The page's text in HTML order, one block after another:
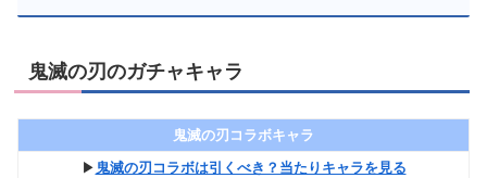
鬼滅の刃のガチャキャラ
鬼滅の刃コラボキャラ
▶︎ 鬼滅の刃コラボは引くべき？当たりキャラを見る